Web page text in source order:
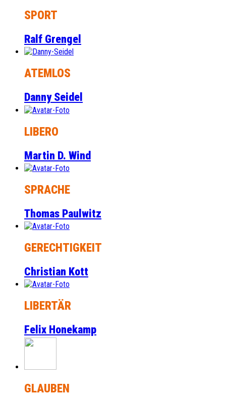
SPORT
Ralf Grengel
ATEMLOS
Danny Seidel
LIBERO
Martin D. Wind
SPRACHE
Thomas Paulwitz
GERECHTIGKEIT
Christian Kott
LIBERTÄR
Felix Honekamp
GLAUBEN